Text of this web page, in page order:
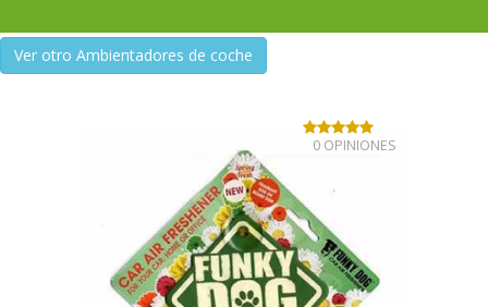
Ver otro Ambientadores de coche
0 OPINIONES